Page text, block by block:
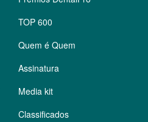
TOP 600
Quem é Quem
Assinatura
Media kit
Classificados